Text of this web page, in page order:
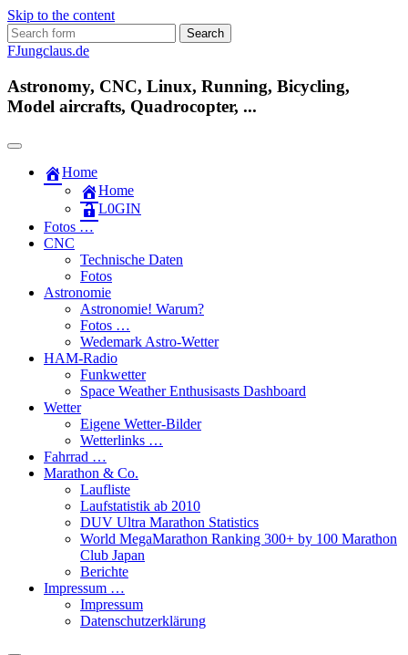
Skip to the content
Search
for:
FJungclaus.de
Astronomy, CNC, Linux, Running, Bicycling,
Model aircrafts, Quadrocopter, ...
Home
Home
L​0​​GIN
Fotos …
CNC
Technische Daten
Fotos
Astronomie
Astronomie! Warum?
Fotos …
Wedemark Astro-Wetter
HAM-Radio
Funkwetter
Space Weather Enthusisasts Dashboard
Wetter
Eigene Wetter-Bilder
Wetterlinks …
Fahrrad …
Marathon & Co.
Laufliste
Laufstatistik ab 2010
DUV Ultra Marathon Statistics
World MegaMarathon Ranking 300+ by 100 Marathon
Club Japan
Berichte
Impressum …
Impressum
Datenschutzerklärung